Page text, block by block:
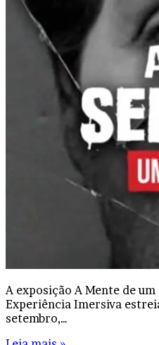
A exposição A Mente de
Experiência Imersiva
setembro,…